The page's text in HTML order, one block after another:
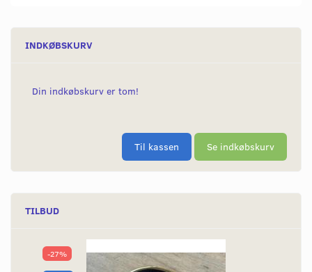
INDKØBSKURV
Din indkøbskurv er tom!
Til kassen Se indkøbskurv
TILBUD
-27%